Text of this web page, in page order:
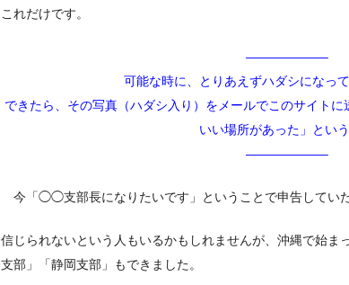
これだけです。
——————–
可能な時に、とりあえずハダシになっ
できたら、その写真（ハダシ入り）をメールでこのサイト
いい場所があった」とい
——————–
今「◯◯支部長になりたいです」ということで申告していた
信じられないという人もいるかもしれませんが、沖縄で始ま
支部」「静岡支部」もできました。